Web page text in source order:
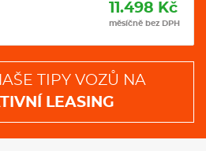
PROHLÉDNOUT
TIPY VOZŮ NA
LEASING